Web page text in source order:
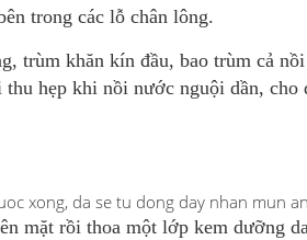
trong các lỗ chân lông.
trùm khăn kín đầu, bao trùm cả
hẹp khi nồi nước nguội dần,
mặt rồi thoa một lớp kem dưỡng